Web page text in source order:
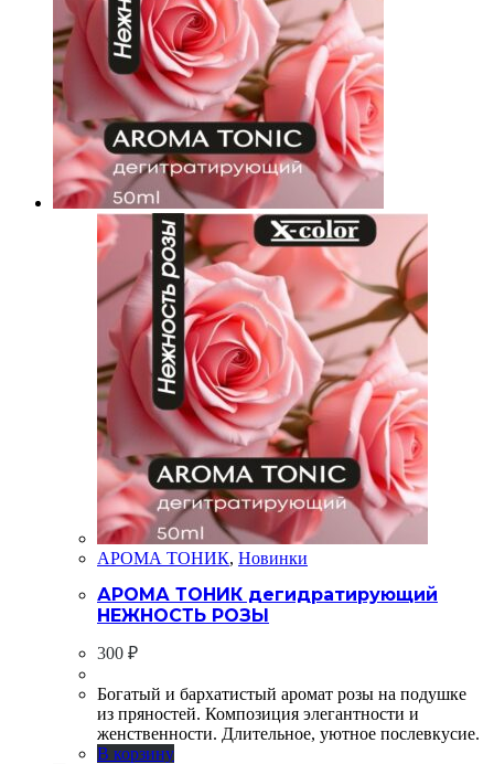
АРОМА ТОНИК, Новинки
АРОМА ТОНИК дегидратирующий
НЕЖНОСТЬ РОЗЫ
300 ₽
Богатый и бархатистый аромат розы на подушке
из пряностей. Композиция элегантности и
женственности. Длительное, уютное послевкусие.
В корзину